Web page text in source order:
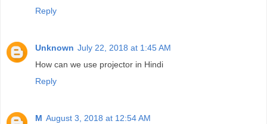
Reply
Unknown July 22, 2018 at 1:45 AM
How can we use projector in Hindi
Reply
M August 3, 2018 at 12:54 AM